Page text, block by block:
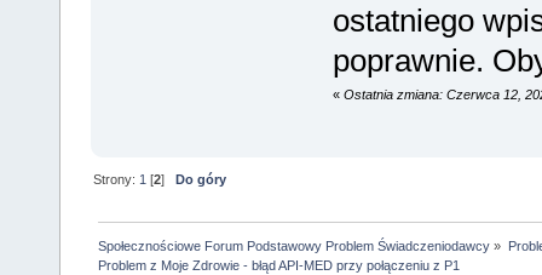
ostatniego
poprawnie.
« Ostatnia zmiana: Czerwca 12,
Strony:1 [2] Do góry
Społecznościowe Forum Podstawowy Problem Świadczeniodawcy »
Problem z Moje Zdrowie - błąd API-MED przy połączeniu z P1